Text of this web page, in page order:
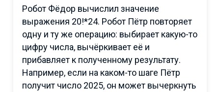
Робот Фёдор вычислил значение
выражения 20!*24. Робот Пётр повторяет
одну и ту же операцию: выбирает какую-то
цифру числа, вычёркивает её и
прибавляет к полученному результату.
Например, если на каком-то шаге Пётр
получит число 2025, он может вычеркнуть